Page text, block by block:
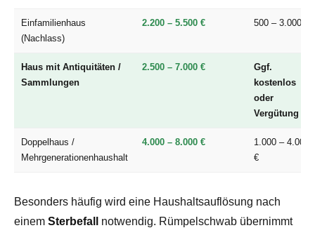
Einfamilienhaus
(Nachlass)
2.200 – 5.500 € 500 – 3.000 €
Haus mit Antiquitäten /
Sammlungen
2.500 – 7.000 €
Ggf.
kostenlos
oder
Vergütung
Doppelhaus /
Mehrgenerationenhaushalt
4.000 – 8.000 €
1.000 – 4.000
€
Besonders häufig wird eine Haushaltsauflösung nach
einem Sterbefall
notwendig. Rümpelschwab übernimmt